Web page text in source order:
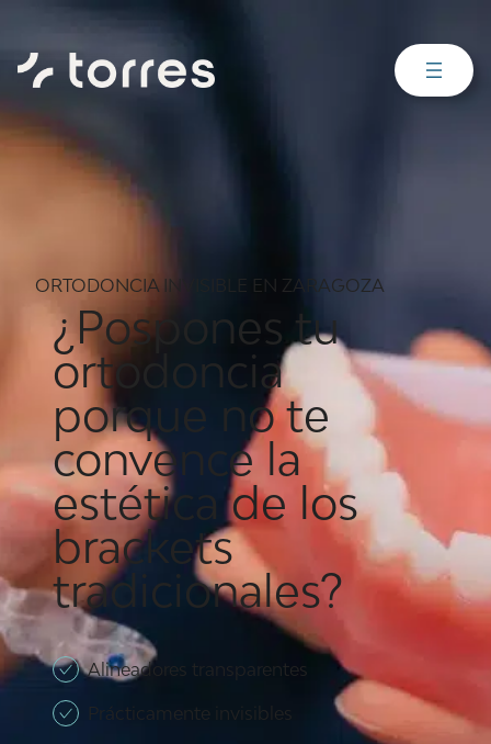
ORTODONCIA INVISIBLE EN ZARAGOZA​
¿Pospones tu
ortodoncia
porque no te
convence la
estética de los
brackets
tradicionales?
Alineadores transparentes
Prácticamente invisibles